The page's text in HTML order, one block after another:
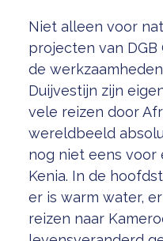
Niet alleen voor
projecten van
de
Duijvestijn zijn
vele reizen door
wereldbeeld
nog niet eens voor
Kenia. In de
er is warm water,
reizen naar